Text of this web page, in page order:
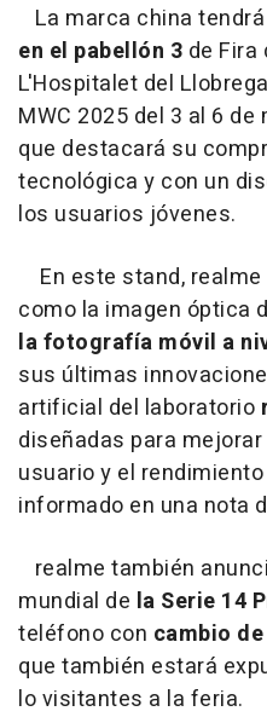
La marca china tendrá
en el pabellón 3 de Fira
L'Hospitalet del
MWC 2025 del 3 al 6
que destacará su
tecnológica y con un
los usuarios jóvenes.
En este stand,
como la imagen óptica
la fotografía móvil a
sus últimas
artificial del laboratorio
diseñadas para
usuario y el
informado en una nota
realme también
mundial de la Serie 14
teléfono con cambio
que también estará
lo visitantes a la feria.